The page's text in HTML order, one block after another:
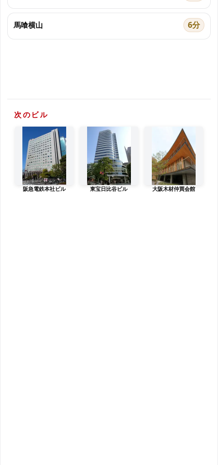
馬喰横山 6分
次のビル
阪急電鉄本社ビル 東宝日比谷ビル 大阪木材仲買会館